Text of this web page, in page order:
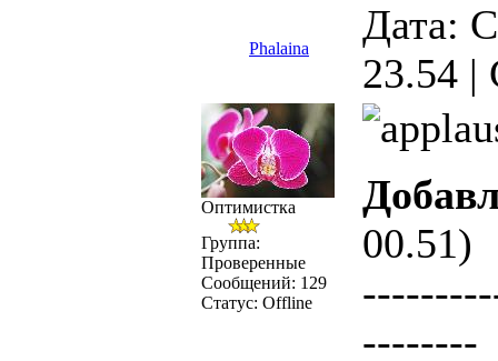
Phalaina
Дата:
23.54
Оптимистка
Группа:
Проверенные
Сообщений: 129
Статус: Offline
00.51)
--------